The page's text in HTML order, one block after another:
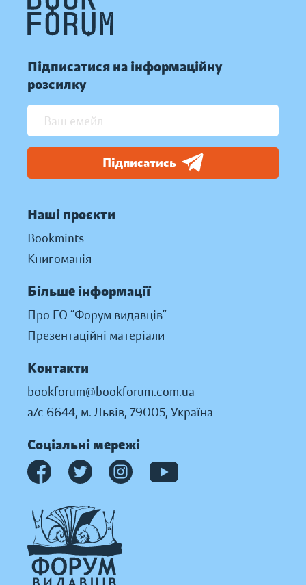
Підписатися на інформаційну
розсилку
Підписатись
Наші проєкти
Bookmints
Книгоманія
Більше інформації
Про ГО “Форум видавців”
Презентаційні матеріали
Контакти
bookforum@bookforum.com.ua
а/с 6644, м. Львів, 79005, Україна
Соціальні мережі